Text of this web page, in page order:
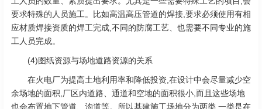
要求特殊的人员施工。比如高温高压管道的焊接,要求必须使用有相
应材质焊接资质的焊工完成,不同的防腐工艺、也需要不同专业的施
工人员完成。
(4)图纸资源与场地道路资源的关系
在火电厂为提高土地利用率和降低投资,在设计中会尽量减少空
余场地的面积,厂区内道路、通道和空地的面积很小,而且这些场地
也会布置地下管道、沟道等。所以基建施工场地分为两类,一类是在